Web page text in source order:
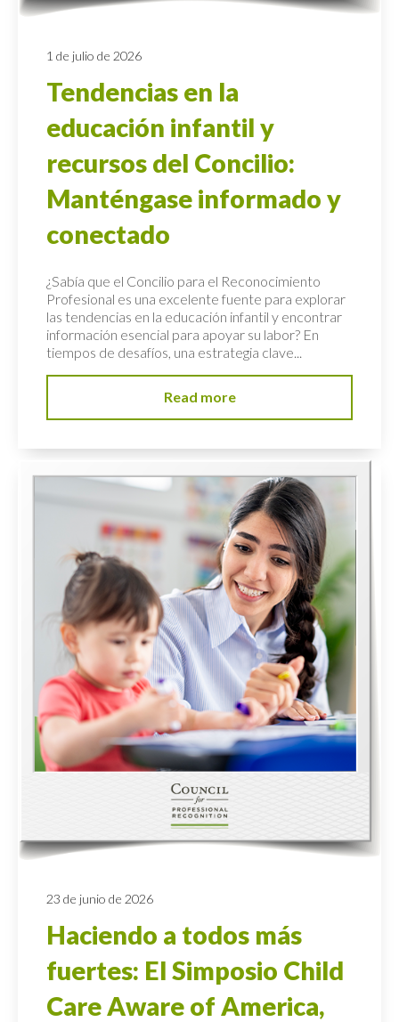
1 de julio de 2026
Tendencias en la
educación infantil y
recursos del Concilio:
Manténgase informado y
conectado
¿Sabía que el Concilio para el Reconocimiento
Profesional es una excelente fuente para explorar
las tendencias en la educación infantil y encontrar
información esencial para apoyar su labor? En
tiempos de desafíos, una estrategia clave...
Read more
23 de junio de 2026
Haciendo a todos más
fuertes: El Simposio Child
Care Aware of America,